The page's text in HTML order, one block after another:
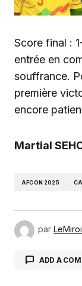
Score final :
entrée en
souffrance.
première
encore
Martial
AFCON 2025
par
ADD A